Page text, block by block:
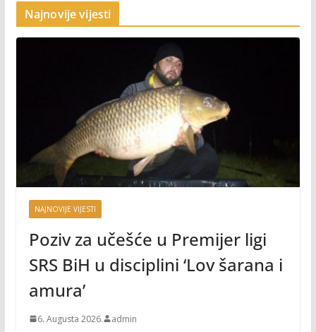
Najnovije vijesti
NAJNOVIJE VIJESTI
Poziv za učešće u Premijer ligi
SRS BiH u disciplini ‘Lov šarana i
amura’
6. Augusta 2026. admin